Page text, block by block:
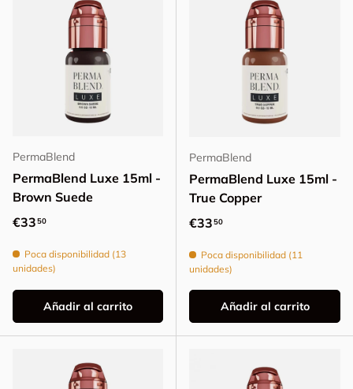
PermaBlend
PermaBlend Luxe 15ml -
Brown Suede
Precio normal
€3350
Poca disponibilidad (13
unidades)
Añadir al carrito
PermaBlend
PermaBlend Luxe 15ml -
True Copper
Precio normal
€3350
Poca disponibilidad (11
unidades)
Añadir al carrito